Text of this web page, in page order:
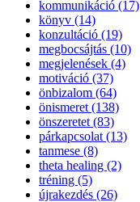
kommunikáció (17)
könyv (14)
konzultáció (19)
megbocsájtás (10)
megjelenések (4)
motiváció (37)
önbizalom (64)
önismeret (138)
önszeretet (83)
párkapcsolat (13)
tanmese (8)
theta healing (2)
tréning (5)
újrakezdés (26)